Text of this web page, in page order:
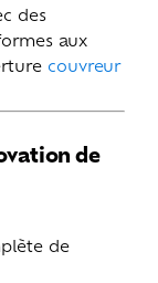
des
aux
couvreur
de
de